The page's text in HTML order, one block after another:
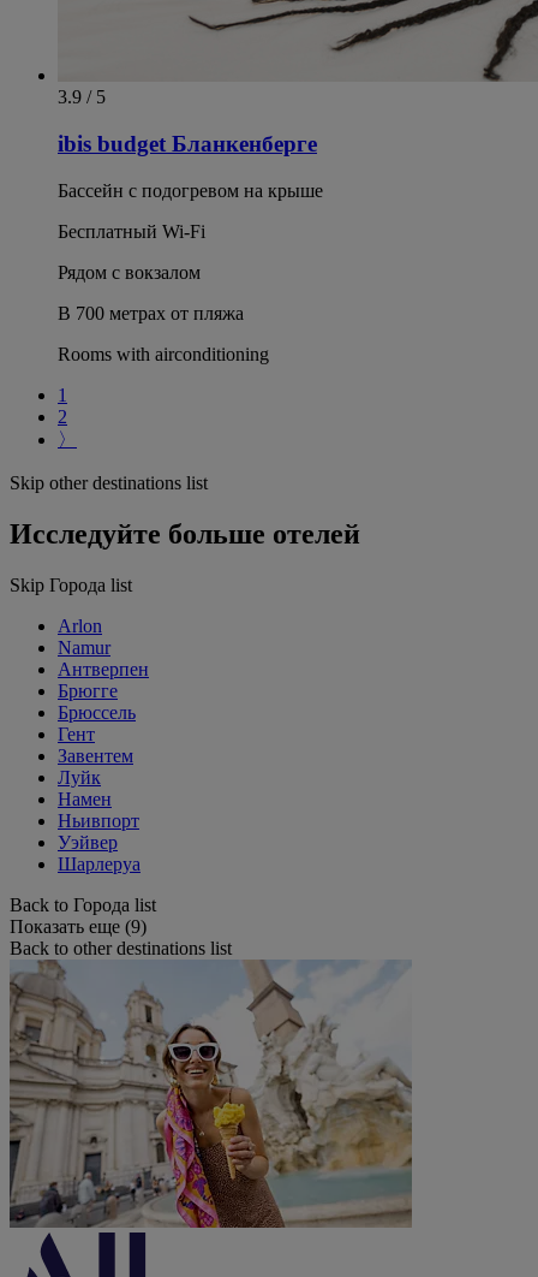
3.9 / 5
ibis budget Бланкенберге
Бассейн с подогревом на крыше
Бесплатный Wi-Fi
Рядом с вокзалом
В 700 метрах от пляжа
Rooms with airconditioning
1
2
〉
Skip other destinations list
Исследуйте больше отелей
Skip Города list
Arlon
Namur
Антверпен
Брюгге
Брюссель
Гент
Завентем
Луйк
Намен
Ньивпорт
Уэйвер
Шарлеруа
Back to Города list
Показать еще (9)
Back to other destinations list